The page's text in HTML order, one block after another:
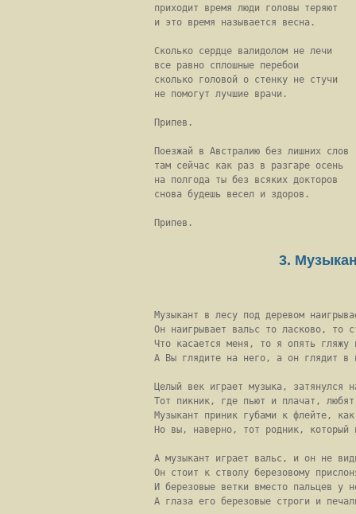
приходит время люди головы теряют
и это время называется весна.
Сколько сердце валидолом не лечи
все равно сплошные перебои
сколько головой о стенку не стучи
не помогут лучшие врачи.
Припев.
Поезжай в Австралию без лишних слов
там сейчас как раз в разгаре осень
на полгода ты без всяких докторов
снова будешь весел и здоров.
Припев.
3.
Музыкант в лесу под деревом
Он наигрывает вальс то ласково, то
Что касается меня, то я опять гляжу
А Вы глядите на него, а он глядит в
Целый век играет музыка, затянулся
Тот пикник, где пьют и плачат,
Музыкант приник губами к флейте,
Но вы, наверно, тот родник, который
А музыкант играет вальс, и он не
Он стоит к стволу березовому
И березовые ветки вместо пальцев у
А глаза его березовые строги и